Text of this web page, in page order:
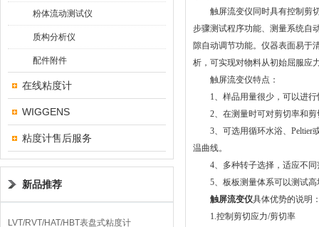
粉体流动测试仪
质构分析仪
配件附件
在线粘度计
WIGGENS
粘度计售后服务
新品推荐
LVT/RVT/HAT/HBT表盘式粘度计
触屏流变仪同时具有控制剪切
步骤测试程序功能、测量系统自
隙自动调节功能。仪器表面易于
析，可实现对物料从初始屈服应
触屏流变仪特点：
1、样品用量很少，可以进行
2、在测量时可对剪切率和剪
3、可选用循环水浴、Peltier或
温曲线。
4、多种转子选择，适应不同
5、板板测量体系可以测试高
触屏流变仪具体优势的说明
1.控制剪切应力/剪切率